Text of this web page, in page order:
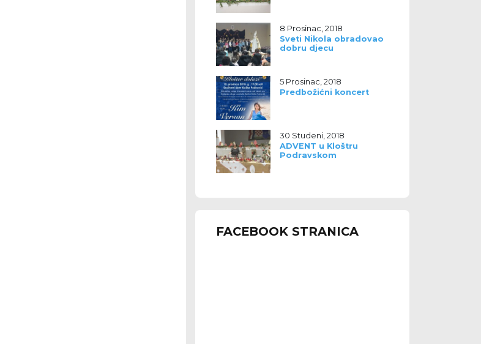
8 Prosinac, 2018
Sveti Nikola obradovao
dobru djecu
5 Prosinac, 2018
Predbožićni koncert
30 Studeni, 2018
ADVENT u Kloštru
Podravskom
FACEBOOK STRANICA